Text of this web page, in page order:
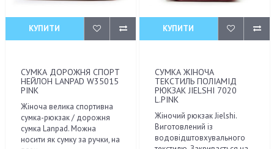
КУПИТИ
СУМКА ДОРОЖНЯ СПОРТ
НЕЙЛОН LANPAD W35015
PINK
Жіноча велика спортивна
сумка-рюкзак / дорожня
сумка Lanpad. Можна
носити як сумку за ручки, на
КУПИТИ
СУМКА ЖІНОЧА
ТЕКСТИЛЬ ПОЛІАМІД
РЮКЗАК JIELSHI 7020
L.PINK
Жіночий рюкзак Jielshi.
Виготовлений із
водовідштовхувального